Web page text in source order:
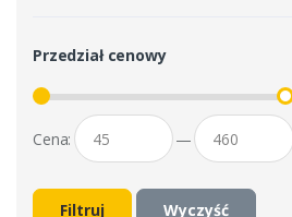
Przedział cenowy
Cena: —
Filtruj Wyczyść